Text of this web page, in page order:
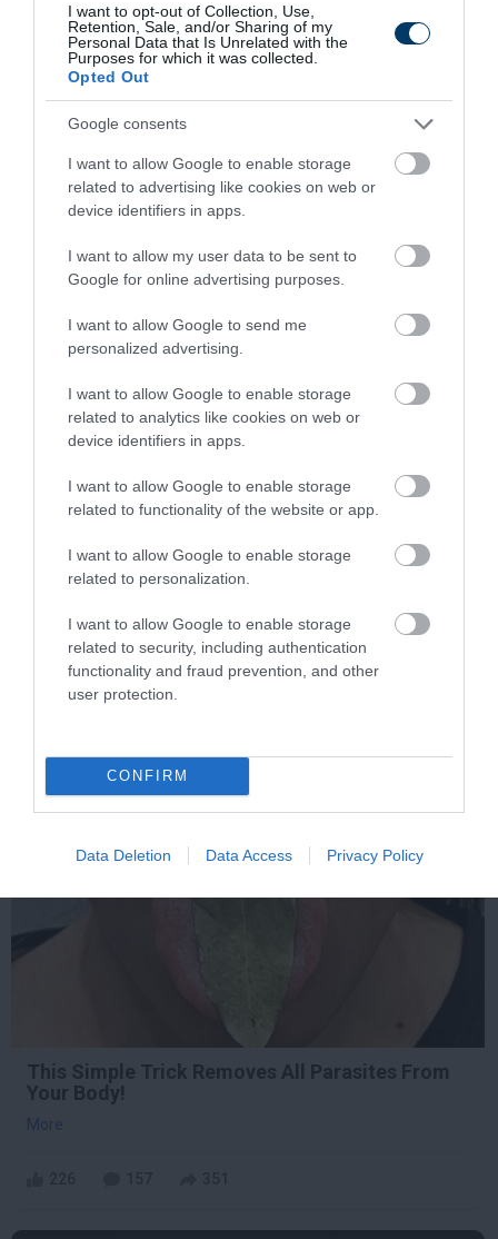
I want to opt-out of Collection, Use,
Retention, Sale, and/or Sharing of my
Personal Data that Is Unrelated with the
Purposes for which it was collected.
Opted Out
Google consents
I want to allow Google to enable storage
related to advertising like cookies on web or
device identifiers in apps.
I want to allow my user data to be sent to
Google for online advertising purposes.
I want to allow Google to send me
personalized advertising.
I want to allow Google to enable storage
related to analytics like cookies on web or
device identifiers in apps.
I want to allow Google to enable storage
related to functionality of the website or app.
I want to allow Google to enable storage
related to personalization.
I want to allow Google to enable storage
related to security, including authentication
functionality and fraud prevention, and other
user protection.
CONFIRM
Data Deletion Data Access Privacy Policy
Fungus Is A Parasite, And It Dies From A Drop Of
Plain...
212 196 208
Fungus Dries Up And Falls Off After The First
This Simple Trick Removes All Parasites From
Your Body!
More